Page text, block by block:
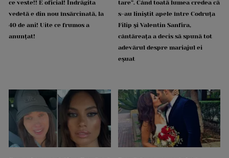
ce veste!! E oficial! Îndrăgita
vedetă e din nou însărcinată, la
40 de ani! Uite ce frumos a
anunțat!
tare”. Când toată lumea credea că
s-au liniștit apele între Codruța
Filip și Valentin Sanfira,
cântăreața a decis să spună tot
adevărul despre mariajul ei
eșuat